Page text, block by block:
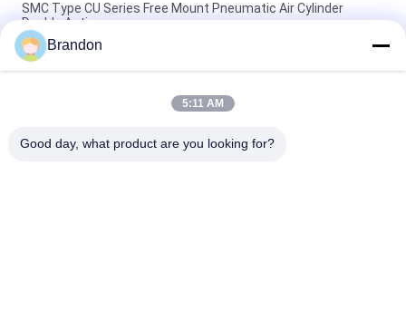
SMC Type CU Series Free Mount Pneumatic Air Cylinder
Double Acting
Тип ISO 15552 Airtac серии SI цилиндров воздуха
стандарта пневматический
Тип цилиндра воздуха серии MAL сплав Airtac мини
Brandon
5:11 AM
Good day, what product are you looking for?